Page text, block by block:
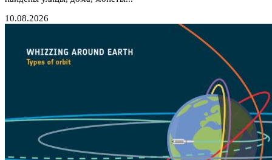
10.08.2026